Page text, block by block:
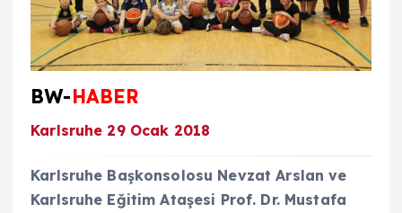
BW-HABER
Karlsruhe 29 Ocak 2018
Karlsruhe Başkonsolosu Nevzat Arslan ve
Karlsruhe Eğitim Ataşesi Prof. Dr. Mustafa